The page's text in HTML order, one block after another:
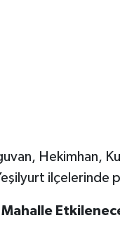
Hekimhan,
ilçelerinde
Mahalle